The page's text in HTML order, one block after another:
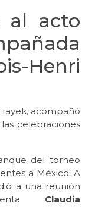
al acto
Henri
acompañó
celebraciones
del torneo
a México. A
a una reunión
Claudia